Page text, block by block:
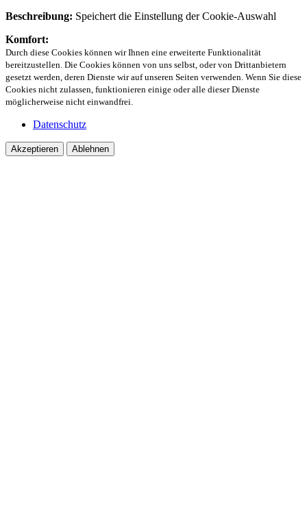
Beschreibung: Speichert die Einstellung der Cookie-Auswahl
Komfort:
Durch diese Cookies können wir Ihnen eine erweiterte Funktionalität
bereitzustellen. Die Cookies können von uns selbst, oder von Drittanbietern
gesetzt werden, deren Dienste wir auf unseren Seiten verwenden. Wenn Sie diese
Cookies nicht zulassen, funktionieren einige oder alle dieser Dienste
möglicherweise nicht einwandfrei.
Datenschutz
Akzeptieren Ablehnen